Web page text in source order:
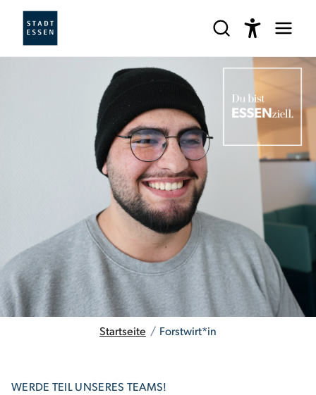
Startseite / Forstwirt*in
WERDE TEIL UNSERES TEAMS!